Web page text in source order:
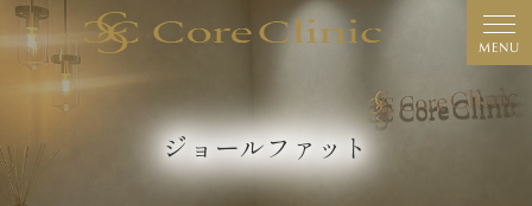
MENU
ジョールファット